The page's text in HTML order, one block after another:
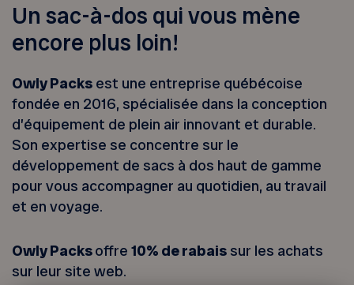
Un sac-à-dos qui vous mène
encore plus loin!
Owly Packs est une entreprise québécoise
fondée en 2016, spécialisée dans la conception
d’équipement de plein air innovant et durable.
Son expertise se concentre sur le
développement de sacs à dos haut de gamme
pour vous accompagner au quotidien, au travail
et en voyage.
Owly Packsoffre10% de rabais sur les achats
sur leur site web.